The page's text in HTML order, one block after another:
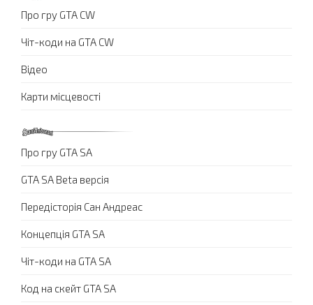
Про гру GTA CW
Чіт-коди на GTA CW
Відео
Карти місцевості
Про гру GTA SA
GTA SA Beta версія
Передісторія Сан Андреас
Концепція GTA SA
Чіт-коди на GTA SA
Код на скейт GTA SA